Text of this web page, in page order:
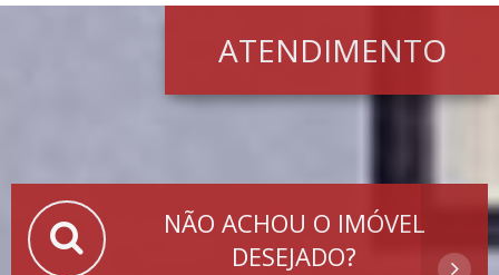
ATENDIMENTO
NÃO ACHOU O IMÓVEL
DESEJADO?